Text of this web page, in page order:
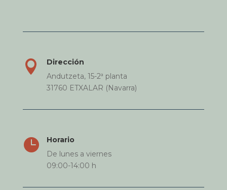

Dirección
Andutzeta, 15-2ª planta
31760 ETXALAR (Navarra)

Horario
De lunes a viernes
09:00-14:00 h